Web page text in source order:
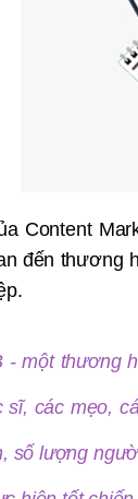
Content
đến thương
- một thương
sĩ, các mẹo,
số lượng